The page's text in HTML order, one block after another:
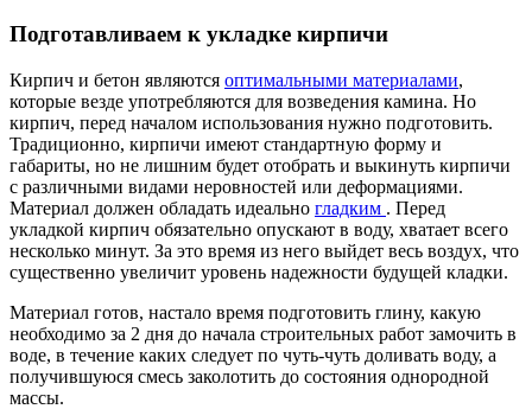
Подготавливаем к укладке кирпичи
Кирпич и бетон являются оптимальными материалами,
которые везде употребляются для возведения камина. Но
кирпич, перед началом использования нужно подготовить.
Традиционно, кирпичи имеют стандартную форму и
габариты, но не лишним будет отобрать и выкинуть кирпичи
с различными видами неровностей или деформациями.
Материал должен обладать идеально гладким . Перед
укладкой кирпич обязательно опускают в воду, хватает всего
несколько минут. За это время из него выйдет весь воздух, что
существенно увеличит уровень надежности будущей кладки.
Материал готов, настало время подготовить глину, какую
необходимо за 2 дня до начала строительных работ замочить в
воде, в течение каких следует по чуть-чуть доливать воду, а
получившуюся смесь заколотить до состояния однородной
массы.